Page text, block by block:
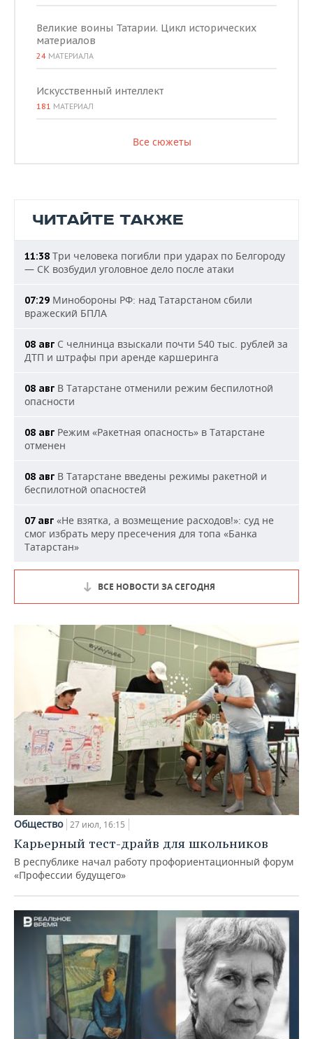
Великие воины Татарии. Цикл исторических
материалов
24 МАТЕРИАЛА
Искусственный интеллект
181 МАТЕРИАЛ
Все сюжеты
ЧИТАЙТЕ ТАКЖЕ
11:38 Три человека погибли при ударах по Белгороду
— СК возбудил уголовное дело после атаки
07:29 Минобороны РФ: над Татарстаном сбили
вражеский БПЛА
08 авг С челнинца взыскали почти 540 тыс. рублей за
ДТП и штрафы при аренде каршеринга
08 авг В Татарстане отменили режим беспилотной
опасности
08 авг Режим «Ракетная опасность» в Татарстане
отменен
08 авг В Татарстане введены режимы ракетной и
беспилотной опасностей
07 авг «Не взятка, а возмещение расходов!»: суд не
смог избрать меру пресечения для топа «Банка
Татарстан»
ВСЕ НОВОСТИ ЗА СЕГОДНЯ
Общество 27 июл, 16:15
Карьерный тест-драйв для школьников
В республике начал работу профориентационный форум
«Профессии будущего»